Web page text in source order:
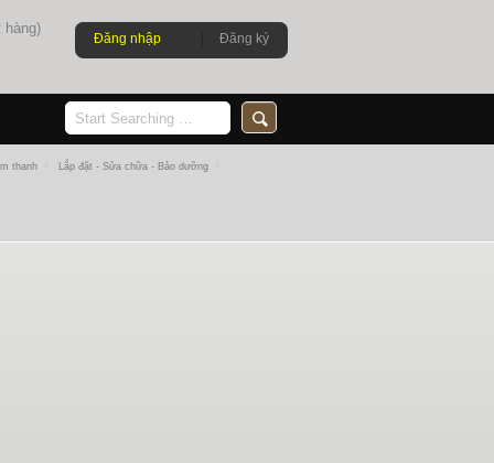
hàng)
Đăng nhập Đăng ký
thanh Lắp đặt - Sửa chữa - Bảo dưỡng